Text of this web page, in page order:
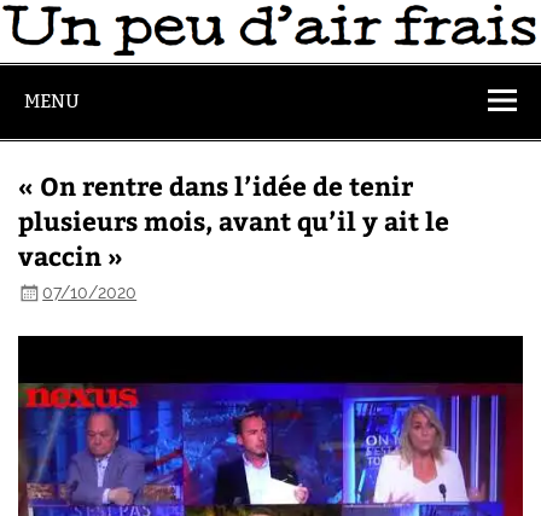
MENU
« On rentre dans l’idée de tenir
plusieurs mois, avant qu’il y ait le
vaccin »
07/10/2020